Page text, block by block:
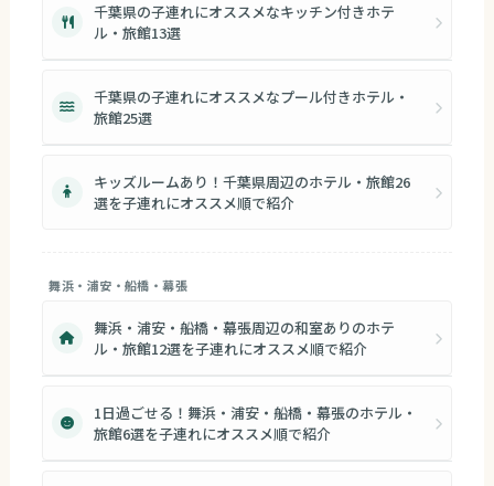
千葉県の子連れにオススメなキッチン付きホテ
ル・旅館13選
千葉県の子連れにオススメなプール付きホテル・
旅館25選
キッズルームあり！千葉県周辺のホテル・旅館26
選を子連れにオススメ順で紹介
舞浜・浦安・船橋・幕張
舞浜・浦安・船橋・幕張周辺の和室ありのホテ
ル・旅館12選を子連れにオススメ順で紹介
1日過ごせる！舞浜・浦安・船橋・幕張のホテル・
旅館6選を子連れにオススメ順で紹介